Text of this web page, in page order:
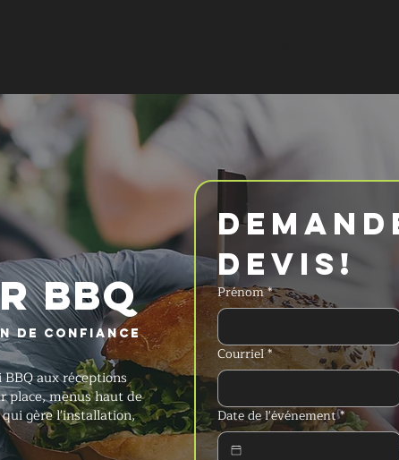
BBQ
de confiance
aux réceptions
place, menus haut de
gère l'installation,
devis!
Prénom*
Courriel*
Date de l'événement*